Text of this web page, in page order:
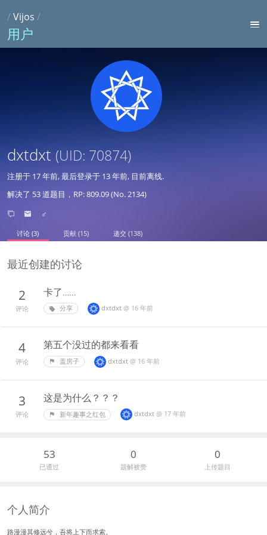
/Vijos /
用户
dxtdxt (UID: 70874)
注册于 17 年前, 最后登录于 13 年前, 目前离线.
解决了 53 道题目，RP: 809.09 (No. 2134)
♂
讨论 (3) 贡献 (15) 递交 (138)
最近创建的讨论
2
评论
卡了……
分享 dxtdxt @ 16 年前
4
评论
第五个没过的都来看看
盖房子 dxtdxt @ 16 年前
3
评论
这是为什么？？？
新年趣事之红包 dxtdxt @ 17 年前
53
已通过
0
题解被赞
0
上传题目
个人简介
路漫漫其修远兮，吾将上下而求索。